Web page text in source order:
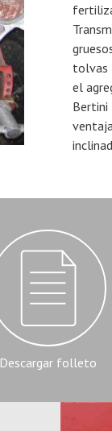
tolvas
el
Descargar folleto